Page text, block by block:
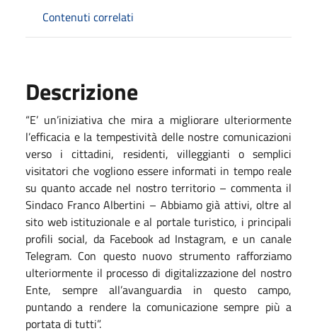
Contenuti correlati
Descrizione
“E’ un’iniziativa che mira a migliorare ulteriormente
l’efficacia e la tempestività delle nostre comunicazioni
verso i cittadini, residenti, villeggianti o semplici
visitatori che vogliono essere informati in tempo reale
su quanto accade nel nostro territorio – commenta il
Sindaco Franco Albertini – Abbiamo già attivi, oltre al
sito web istituzionale e al portale turistico, i principali
profili social, da Facebook ad Instagram, e un canale
Telegram. Con questo nuovo strumento rafforziamo
ulteriormente il processo di digitalizzazione del nostro
Ente, sempre all’avanguardia in questo campo,
puntando a rendere la comunicazione sempre più a
portata di tutti”.